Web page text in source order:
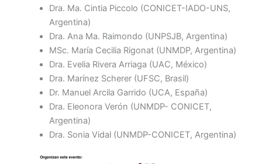
Dra. Ma. Cintia Piccolo (CONICET-IADO-UNS,
Argentina)
Dra. Ana Ma. Raimondo (UNPSJB, Argentina)
MSc. María Cecilia Rigonat (UNMDP, Argentina)
Dra. Evelia Rivera Arriaga (UAC, México)
Dra. Marínez Scherer (UFSC, Brasil)
Dr. Manuel Arcila Garrido (UCA, España)
Dra. Eleonora Verón (UNMDP- CONICET,
Argentina)
Dra. Sonia Vidal (UNMDP-CONICET, Argentina)